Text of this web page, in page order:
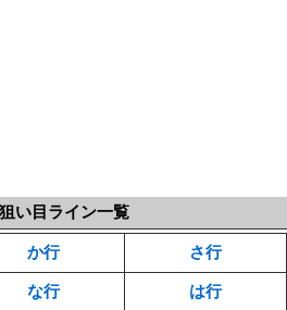
い目ライン一覧
か行 さ行
な行 は行